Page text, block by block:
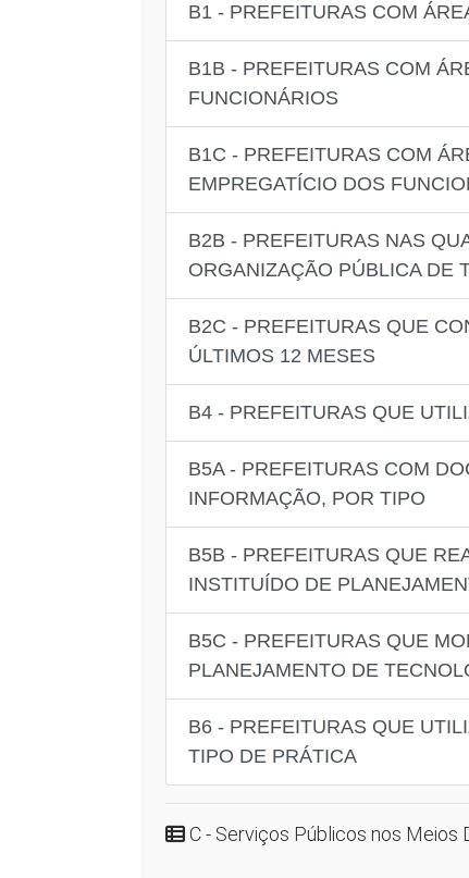
B1 - PREFEITURAS COM
B1B - PREFEITURAS COM
FUNCIONÁRIOS
B1C - PREFEITURAS COM
EMPREGATÍCIO DOS
B2B - PREFEITURAS NAS
ORGANIZAÇÃO PÚBLICA DE
B2C - PREFEITURAS QUE
ÚLTIMOS 12 MESES
B4 - PREFEITURAS QUE
B5A - PREFEITURAS COM
INFORMAÇÃO, POR TIPO
B5B - PREFEITURAS QUE
INSTITUÍDO DE
B5C - PREFEITURAS QUE
PLANEJAMENTO DE
B6 - PREFEITURAS QUE
TIPO DE PRÁTICA
C - Serviços Públicos nos Meios